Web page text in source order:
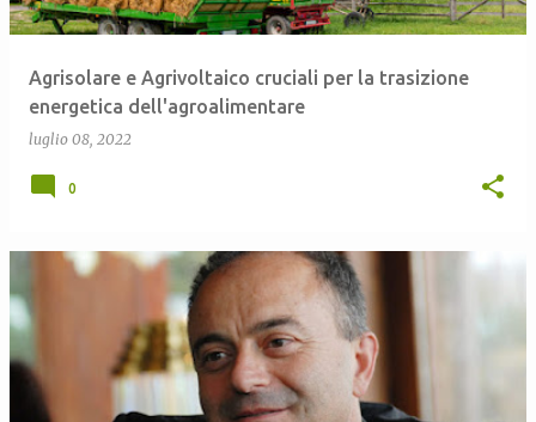
Agrisolare e Agrivoltaico cruciali per la trasizione
energetica dell'agroalimentare
luglio 08, 2022
0